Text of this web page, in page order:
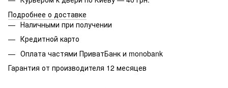
Подробнее о доставке
Наличными при получении
Кредитной карто
Оплата частями ПриватБанк и monobank
Гарантия от производителя 12 месяцев